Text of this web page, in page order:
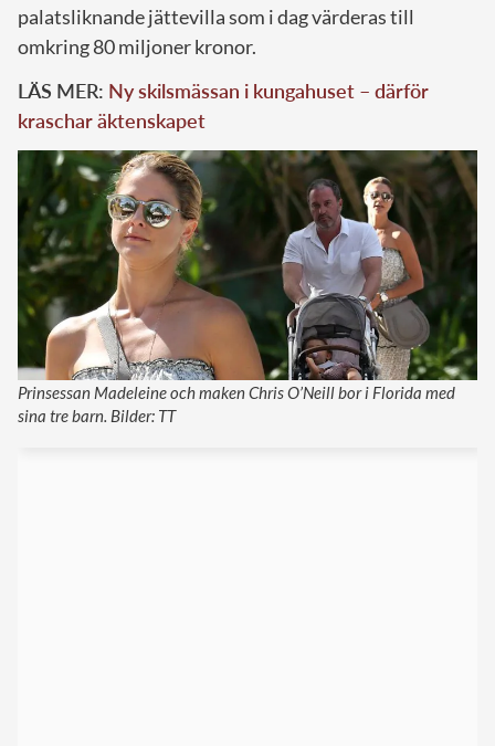
palatsliknande jättevilla som i dag värderas till
omkring 80 miljoner kronor.
LÄS MER: Ny skilsmässan i kungahuset – därför
kraschar äktenskapet
Prinsessan Madeleine och maken Chris O’Neill bor i Florida med
sina tre barn. Bilder: TT